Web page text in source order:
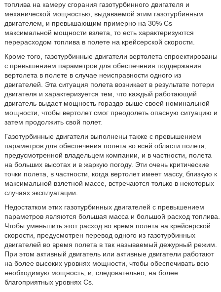
топлива на камеру сгорания газотурбинного двигателя и
механической мощностью, выдаваемой этим газотурбинным
двигателем, и превышающим примерно на 30% Cs
максимальной мощности взлета, то есть характеризуются
перерасходом топлива в полете на крейсерской скорости.
Кроме того, газотурбинные двигатели вертолета спроектированы
с превышением параметров для обеспечения поддержания
вертолета в полете в случае неисправности одного из
двигателей. Эта ситуация полета возникает в результате потери
двигателя и характеризуется тем, что каждый работающий
двигатель выдает мощность гораздо выше своей номинальной
мощности, чтобы вертолет смог преодолеть опасную ситуацию и
затем продолжить свой полет.
Газотурбинные двигатели выполнены также с превышением
параметров для обеспечения полета во всей области полета,
предусмотренной владельцем компании, и в частности, полета
на больших высотах и в жаркую погоду. Эти очень критические
точки полета, в частности, когда вертолет имеет массу, близкую к
максимальной взлетной массе, встречаются только в некоторых
случаях эксплуатации.
Недостатком этих газотурбинных двигателей с превышением
параметров являются большая масса и большой расход топлива.
Чтобы уменьшить этот расход во время полета на крейсерской
скорости, предусмотрен перевод одного из газотурбинных
двигателей во время полета в так называемый дежурный режим.
При этом активный двигатель или активные двигатели работают
на более высоких уровнях мощности, чтобы обеспечивать всю
необходимую мощность, и, следовательно, на более
благоприятных уровнях Cs.